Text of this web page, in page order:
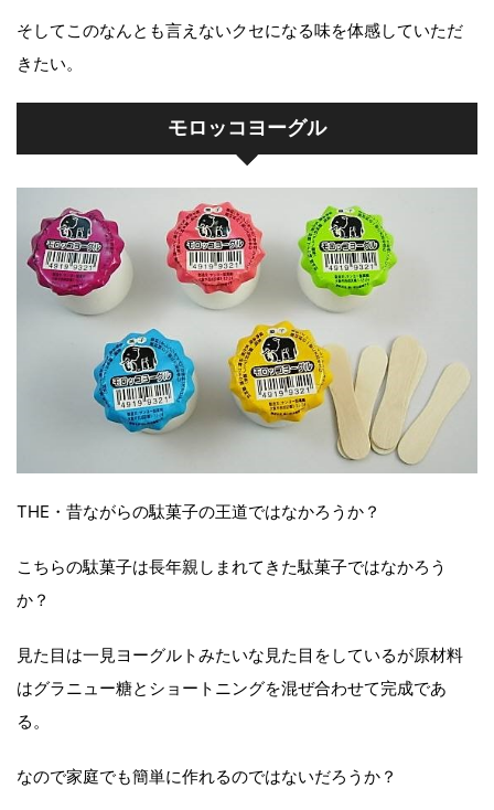
そしてこのなんとも言えないクセになる味を体感していただ
きたい。
モロッコヨーグル
THE・昔ながらの駄菓子の王道ではなかろうか？
こちらの駄菓子は長年親しまれてきた駄菓子ではなかろう
か？
見た目は一見ヨーグルトみたいな見た目をしているが原材料
はグラニュー糖とショートニングを混ぜ合わせて完成であ
る。
なので家庭でも簡単に作れるのではないだろうか？